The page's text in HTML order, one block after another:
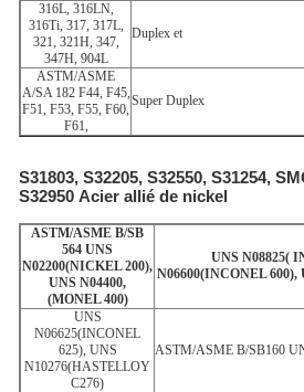
316L, 316LN,
316Ti, 317, 317L,
321, 321H, 347,
347H, 904L
Duplex et
ASTM/ASME
A/SA 182 F44, F45,
F51, F53, F55, F60,
F61,
Super Duplex
S31803, S32205, S32550, S31254,
S32950 Acier allié de nickel
ASTM/ASME B/SB
564 UNS
N02200(NICKEL 200),
UNS N04400,
(MONEL 400)
UNS N08825(
N06600(INCONEL 600),
UNS
N06625(INCONEL
625), UNS
N10276(HASTELLOY
C276)
ASTM/ASME B/SB160